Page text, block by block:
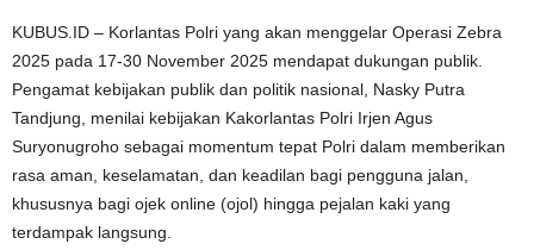
KUBUS.ID – Korlantas Polri yang akan menggelar Operasi Zebra
2025 pada 17-30 November 2025 mendapat dukungan publik.
Pengamat kebijakan publik dan politik nasional, Nasky Putra
Tandjung, menilai kebijakan Kakorlantas Polri Irjen Agus
Suryonugroho sebagai momentum tepat Polri dalam memberikan
rasa aman, keselamatan, dan keadilan bagi pengguna jalan,
khususnya bagi ojek online (ojol) hingga pejalan kaki yang
terdampak langsung.